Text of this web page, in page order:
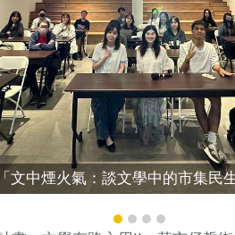
「文中煙火氣：談文學中的市集民